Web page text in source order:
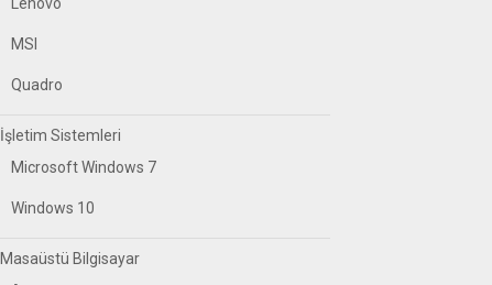
MSI
Quadro
İşletim Sistemleri
Microsoft Windows 7
Windows 10
Masaüstü Bilgisayar